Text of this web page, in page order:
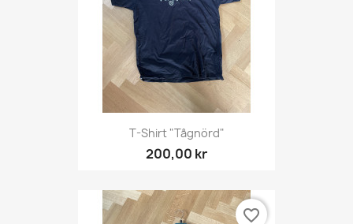
T-Shirt "Tågnörd"
200,00 kr
favorite_border